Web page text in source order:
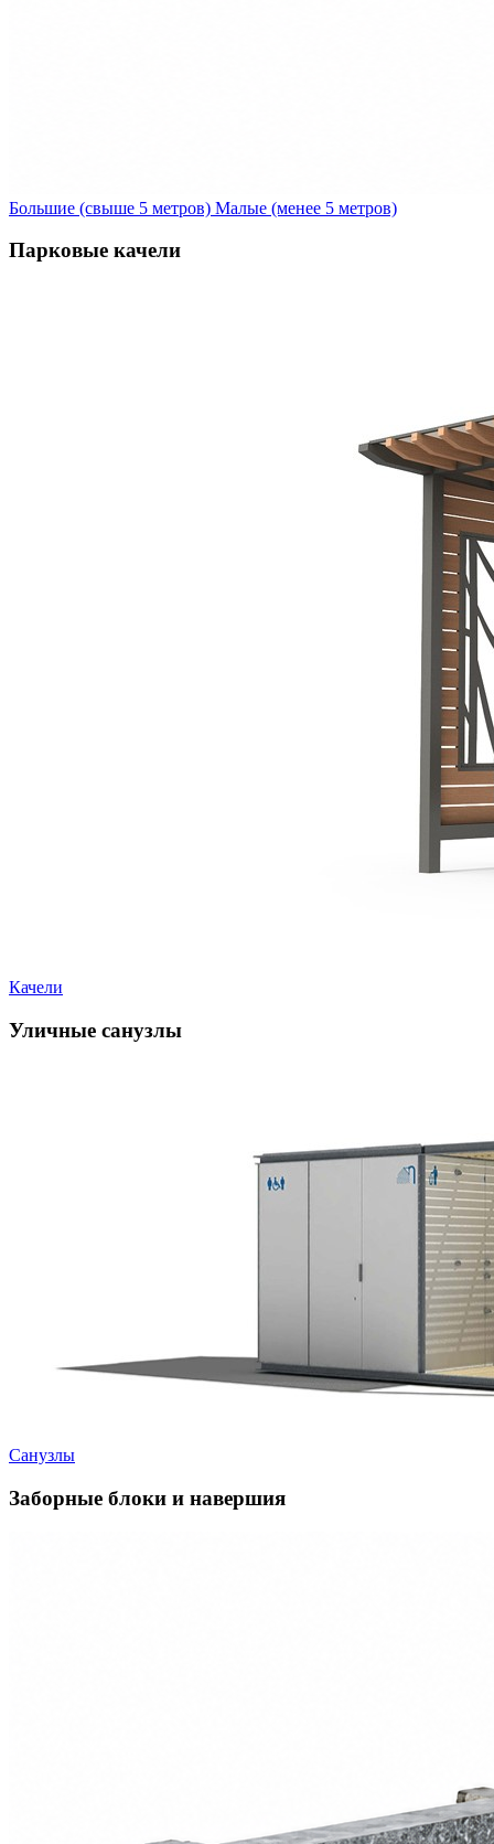
Большие (свыше 5 метров) Малые (менее 5 метров)
Парковые качели
Качели
Уличные санузлы
Санузлы
Заборные блоки и навершия